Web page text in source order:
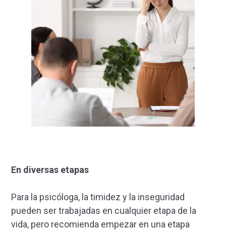
En diversas etapas
Para la psicóloga, la timidez y la inseguridad
pueden ser trabajadas en cualquier etapa de la
vida, pero recomienda empezar en una etapa